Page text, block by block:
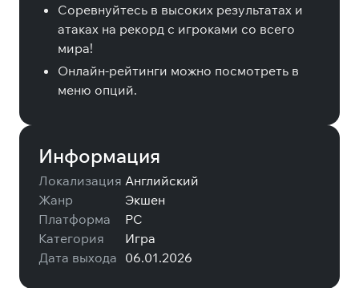
Соревнуйтесь в высоких результатах и
атаках на рекорд с игроками со всего
мира!
Онлайн-рейтинги можно посмотреть в
меню опций.
Информация
Локализация Английский
Жанр
Экшен
Платформа
PC
Категория
Игра
Дата выхода 06.01.2026